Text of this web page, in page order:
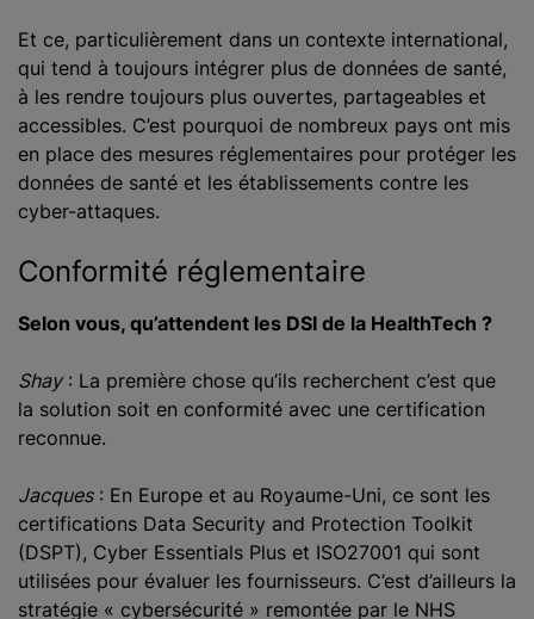
Et ce, particulièrement dans un contexte international,
qui tend à toujours intégrer plus de données de santé,
à les rendre toujours plus ouvertes, partageables et
accessibles. C’est pourquoi de nombreux pays ont mis
en place des mesures réglementaires pour protéger les
données de santé et les établissements contre les
cyber-attaques.
Conformité réglementaire
Selon vous, qu’attendent les DSI de la HealthTech ?
Shay: La première chose qu’ils recherchent c’est que
la solution soit en conformité avec une certification
reconnue.
Jacques: En Europe et au Royaume-Uni, ce sont les
certifications Data Security and Protection Toolkit
(DSPT), Cyber Essentials Plus et ISO27001 qui sont
utilisées pour évaluer les fournisseurs. C’est d’ailleurs la
stratégie « cybersécurité » remontée par le NHS